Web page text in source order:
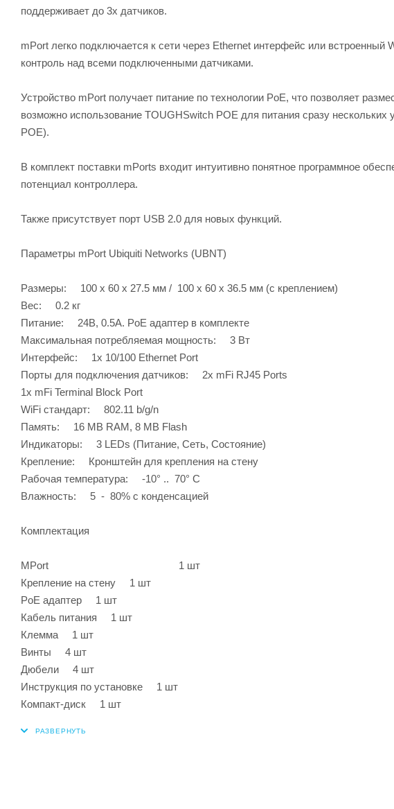
поддерживает до 3х датчиков.
mPort легко подключается к сети через Ethernet интерфейc или встроенный
контроль над всеми подключенными датчиками.
Устройство mPort получает питание по технологии PoE, что позволяет
возможно использование TOUGHSwitch POE для питания сразу
POE).
В комплект поставки mPorts входит интуитивно понятное программное
потенциал контроллера.
Также присутствует порт USB 2.0 для новых функций.
Параметры mPort Ubiquiti Networks (UBNT)
Размеры: 100 х 60 х 27.5 мм / 100 х 60 х 36.5 мм (с креплением)
Вес: 0.2 кг
Питание: 24В, 0.5A. PoE адаптер в комплекте
Максимальная потребляемая мощность: 3 Вт
Интерфейс: 1х 10/100 Ethernet Port
Порты для подключения датчиков: 2х mFi RJ45 Ports
1х mFi Terminal Block Port
WiFi стандарт: 802.11 b/g/n
Память: 16 MB RAM, 8 MB Flash
Индикаторы: 3 LEDs (Питание, Сеть, Состояние)
Крепление: Кронштейн для крепления на стену
Рабочая температура: -10° .. 70° C
Влажность: 5 - 80% с конденсацией
Комплектация
MPort 1 шт
Крепление на стену 1 шт
PoE адаптер 1 шт
Кабель питания 1 шт
Клемма 1 шт
Винты 4 шт
Дюбели 4 шт
Инструкция по установке 1 шт
Компакт-диск 1 шт